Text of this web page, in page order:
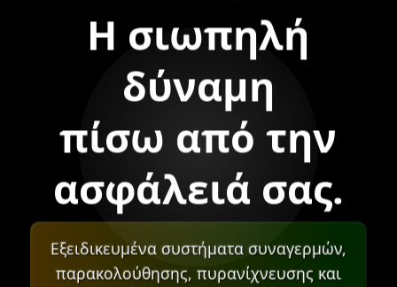
Η σιωπηλή
δύναμη
πίσω από την
ασφάλειά σας.
Εξειδικευμένα συστήματα συναγερμών,
παρακολούθησης, πυρανίχνευσης και